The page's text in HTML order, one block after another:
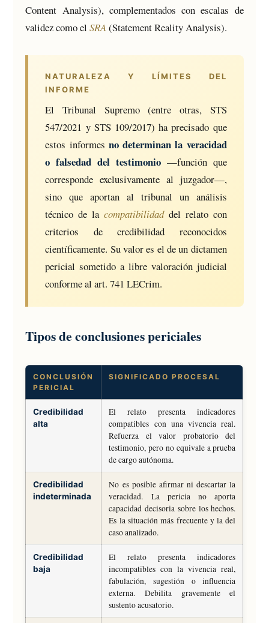
Content Analysis), complementados con escalas de
validez como elSRA(Statement Reality Analysis).
NATURALEZA Y LÍMITES DEL
INFORME
El Tribunal Supremo (entre otras, STS
547/2021 y STS 109/2017) ha precisado que
estos informes no determinan la veracidad
o falsedad del testimonio—función que
corresponde exclusivamente al juzgador—,
sino que aportan al tribunal un análisis
técnico de la compatibilidaddel relato con
criterios de credibilidad reconocidos
científicamente. Su valor es el de un dictamen
pericial sometido a libre valoración judicial
conforme al art. 741 LECrim.
Tipos de conclusiones periciales
CONCLUSIÓN
PERICIAL
SIGNIFICADO PROCESAL
Credibilidad
alta
El relato presenta indicadores
compatibles con una vivencia real.
Refuerza el valor probatorio del
testimonio, pero no equivale a prueba
de cargo autónoma.
Credibilidad
indeterminada
No es posible afirmar ni descartar la
veracidad. La pericia no aporta
capacidad decisoria sobre los hechos.
Es la situación más frecuente y la del
caso analizado.
Credibilidad
baja
El relato presenta indicadores
incompatibles con la vivencia real,
fabulación, sugestión o influencia
externa. Debilita gravemente el
sustento acusatorio.